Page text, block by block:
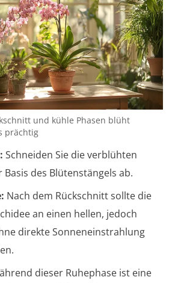
und kühle Phasen blüht
prächtig
Schneiden Sie die verblühten
Basis des Blütenstängels ab.
Nach dem Rückschnitt sollte die
an einen hellen, jedoch
direkte Sonneneinstrahlung
dieser Ruhephase ist eine